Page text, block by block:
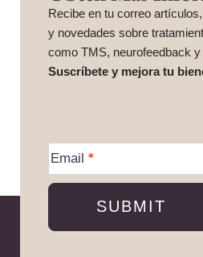
Recibe en tu correo
y novedades sobre
como TMS, neurofeedback
Suscríbete y mejora tu
Information
Email *
SUBMIT